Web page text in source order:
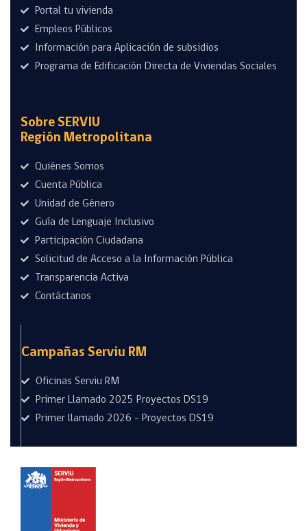
Portal tu vivienda
Empleos Públicos
Información para Aplicación de subsidios
Programa de Edificación Directa de Viviendas Sociales
Sobre SERVIU
Región Metropolitana
Quiénes Somos
Cuenta Pública
Unidad de Género
Guía de Lenguaje Inclusivo
Participación Ciudadana
Solicitud de Acceso a la Información Pública
Transparencia Activa
Contáctanos
Campañas Serviu RM
Oficinas Serviu RM
Primer Llamado 2025 Proyectos DS19
Primer llamado 2026 - Proyectos DS19